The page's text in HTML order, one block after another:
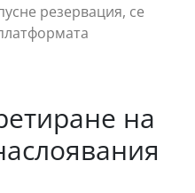
резервация, се
на